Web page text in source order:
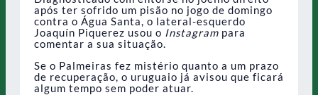
após ter sofrido um pisão no jogo de domingo
contra o Água Santa, o lateral-esquerdo
Joaquín Piquerez usou o Instagram para
comentar a sua situação.
Se o Palmeiras fez mistério quanto a um prazo
de recuperação, o uruguaio já avisou que ficará
algum tempo sem poder atuar.